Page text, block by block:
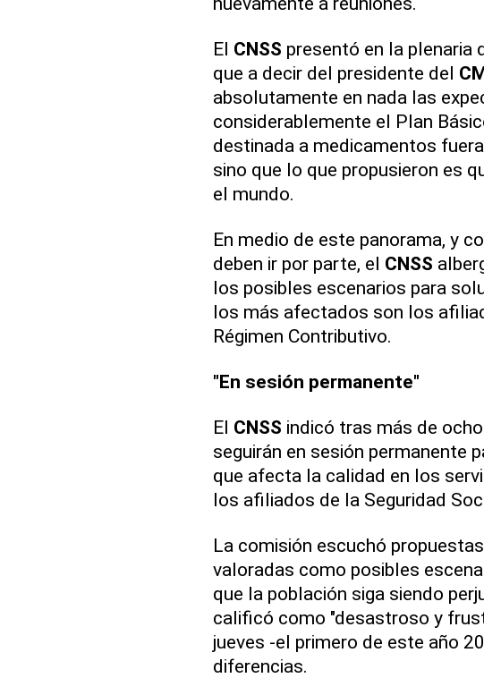
El CNSS presentó en la plenaria
que a decir del presidente del
absolutamente en nada las
considerablemente el Plan
destinada a medicamentos
sino que lo que propusieron es
el mundo.
En medio de este panorama, y
deben ir por parte, el CNSS
los posibles escenarios para
los más afectados son los
Régimen Contributivo.
"En sesión permanente"
El CNSS indicó tras más de
seguirán en sesión permanente
que afecta la calidad en los
los afiliados de la Seguridad
La comisión escuchó
valoradas como posibles
que la población siga siendo
calificó como "desastroso y
jueves -el primero de este año
diferencias.